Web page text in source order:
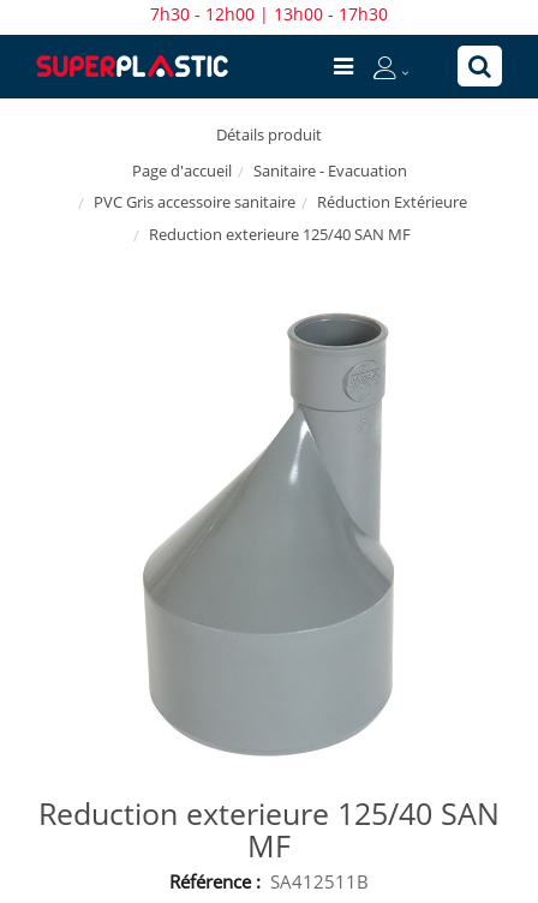
7h30 - 12h00 | 13h00 - 17h30
Détails produit
Page d'accueil
Sanitaire - Evacuation
PVC Gris accessoire sanitaire
Réduction Extérieure
Reduction exterieure 125/40 SAN MF
Reduction exterieure 125/40 SAN
MF
Référence : SA412511B